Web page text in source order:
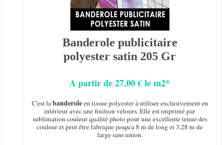
Banderole publicitaire
polyester satin 205 Gr
A partir de 27,00 € le m2*
C'est labanderoleen tissue polyester à utiliser exclusivement en
intérieur avec une finition velours. Elle est imprimé par
sublimation couleur qualité photo pour une excellente tenue des
couleur et peut être fabrique jusqu'a 8 m de long et 3,28 m de
large sans union.